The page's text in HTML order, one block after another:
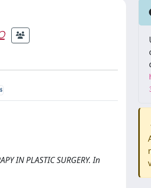
IN PLASTIC SURGERY. In